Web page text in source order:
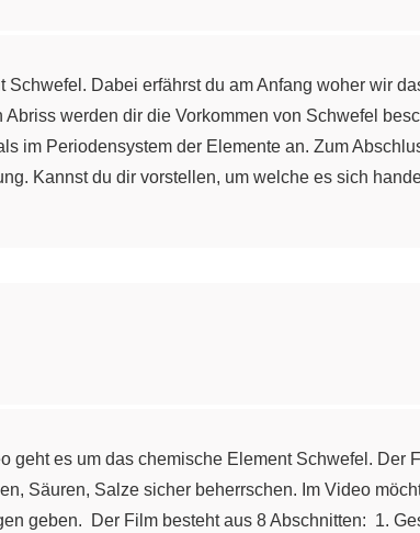
Schwefel. Dabei erfährst du am Anfang woher wir
werden dir die Vorkommen von Schwefel
im Periodensystem der Elemente an. Zum
Kannst du dir vorstellen, um welche es sich
geht es um das chemische Element Schwefel. Der
Säuren, Salze sicher beherrschen. Im Video
geben. Der Film besteht aus 8 Abschnitten: 1.